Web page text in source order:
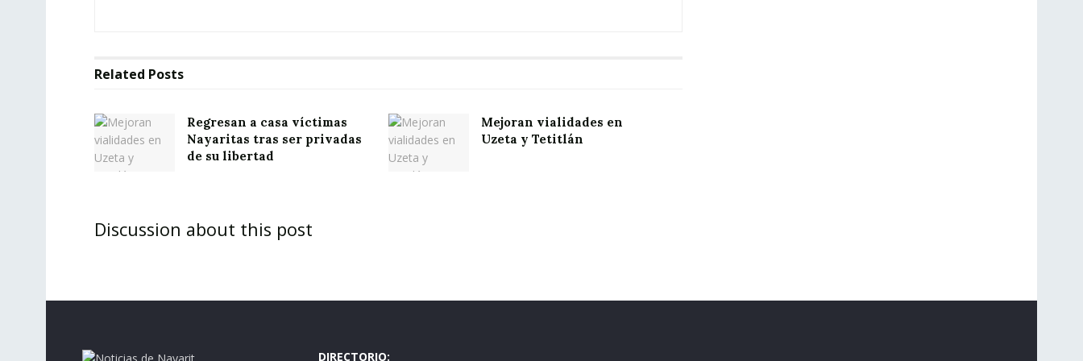
Related Posts
Regresan a casa víctimas
Nayaritas tras ser privadas
de su libertad
Mejoran vialidades en
Uzeta y Tetitlán
Discussion about this post
DIRECTORIO: